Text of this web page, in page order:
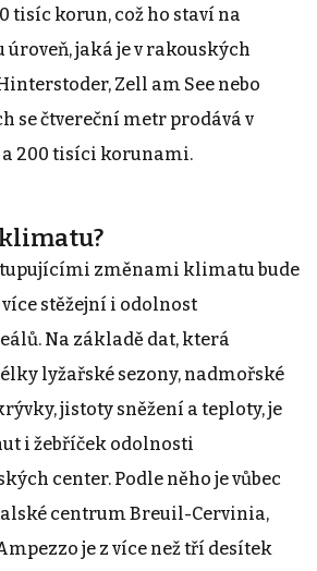
tisíc korun, což ho staví na
úroveň, jaká je v rakouských
Zell am See nebo
se čtvereční metr prodává v
a 200 tisíci korunami.
změnami klimatu bude
stěžejní i odolnost
Na základě dat, která
lyžařské sezony, nadmořské
jistoty sněžení a teploty, je
i žebříček odolnosti
center. Podle něho je vůbec
centrum Breuil-Cervinia,
je z více než tří desítek